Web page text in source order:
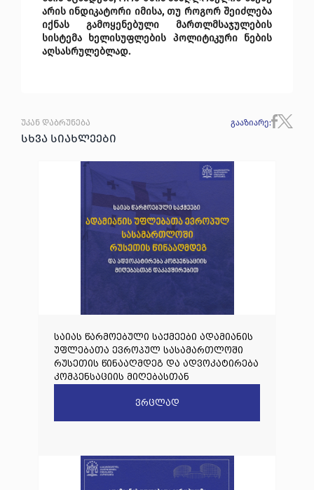
არის ინდიკატორი იმისა, თუ როგორ შეიძლება
იქნას გამოყენებული მართლმსაჯულების
სისტემა ხელისუფლების პოლიტიკური ნების
აღსასრულებლად.
უკან დაბრუნება გააზიარე:
სხვა სიახლეები
საიას წარმოებული საქმეები ადამიანის
უფლებათა ევროპულ სასამართლოში
რუსეთის წინააღმდეგ და ადვოკატირება
კომპენსაციის მიღებასთან
ვრცლად